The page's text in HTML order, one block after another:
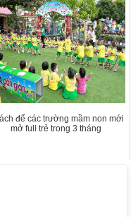
để các trường mầm non mới
mở full trẻ trong 3 tháng